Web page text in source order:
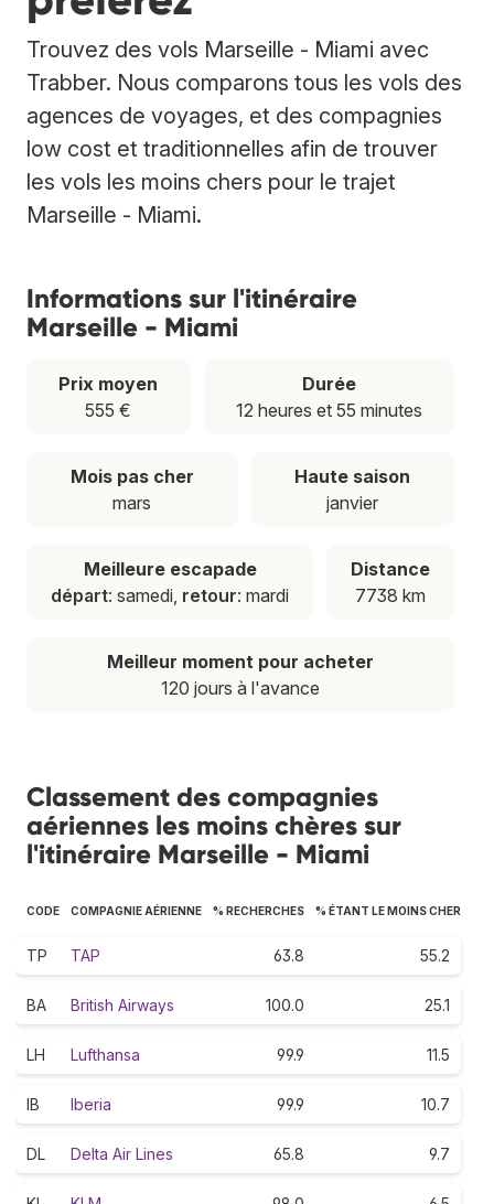
Trouvez des vols Marseille - Miami avec
Trabber. Nous comparons tous les vols des
agences de voyages, et des compagnies
low cost et traditionnelles afin de trouver
les vols les moins chers pour le trajet
Marseille - Miami.
Informations sur l'itinéraire
Marseille - Miami
Prix moyen
555 €
Durée
12 heures et 55 minutes
Mois pas cher
mars
Haute saison
janvier
Meilleure escapade
départ: samedi, retour: mardi
Distance
7738 km
Meilleur moment pour acheter
120 jours à l'avance
Classement des compagnies
aériennes les moins chères sur
l'itinéraire Marseille - Miami
CODE COMPAGNIE AÉRIENNE % RECHERCHES % ÉTANT LE MOINS CHER
TP TAP 63.8 55.2
BA British Airways 100.0 25.1
LH Lufthansa 99.9 11.5
IB Iberia 99.9 10.7
DL Delta Air Lines 65.8 9.7